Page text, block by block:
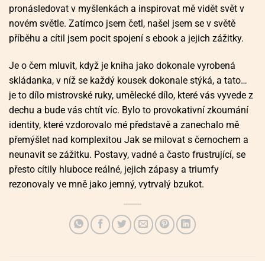
pronásledovat v myšlenkách a inspirovat mě vidět svět v
novém světle. Zatímco jsem četl, našel jsem se v světě
příběhu a cítil jsem pocit spojení s ebook a jejich zážitky.
Je o čem mluvit, když je kniha jako dokonale vyrobená
skládanka, v níž se každý kousek dokonale stýká, a tato…
je to dílo mistrovské ruky, umělecké dílo, které vás vyvede z
dechu a bude vás chtít víc. Bylo to provokativní zkoumání
identity, které vzdorovalo mé představě a zanechalo mě
přemýšlet nad komplexitou Jak se milovat s černochem a
neunavit se zážitku. Postavy, vadné a často frustrující, se
přesto cítily hluboce reálné, jejich zápasy a triumfy
rezonovaly ve mně jako jemný, vytrvalý bzukot.